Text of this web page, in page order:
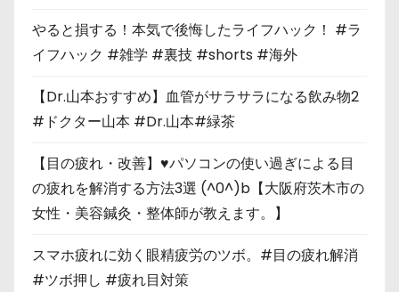
やると損する！本気で後悔したライフハック！ #ラ
イフハック #雑学 #裏技 #shorts #海外
【Dr.山本おすすめ】血管がサラサラになる飲み物2
#ドクター山本 #Dr.山本#緑茶
【目の疲れ・改善】♥パソコンの使い過ぎによる目
の疲れを解消する方法3選 (^0^)b【大阪府茨木市の
女性・美容鍼灸・整体師が教えます。】
スマホ疲れに効く眼精疲労のツボ。#目の疲れ解消
#ツボ押し #疲れ目対策